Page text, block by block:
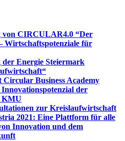
von CIRCULAR4.0 “Der
Wirtschaftspotenziale für
Energie Steiermark
Business Academy
der
KMU
zur Kreislaufwirtschaft
2021: Eine Plattform für alle
Innovation und dem